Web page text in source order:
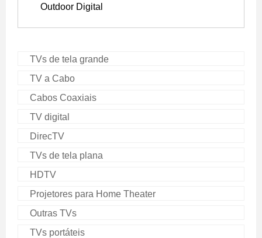
Outdoor Digital
TVs de tela grande
TV a Cabo
Cabos Coaxiais
TV digital
DirecTV
TVs de tela plana
HDTV
Projetores para Home Theater
Outras TVs
TVs portáteis